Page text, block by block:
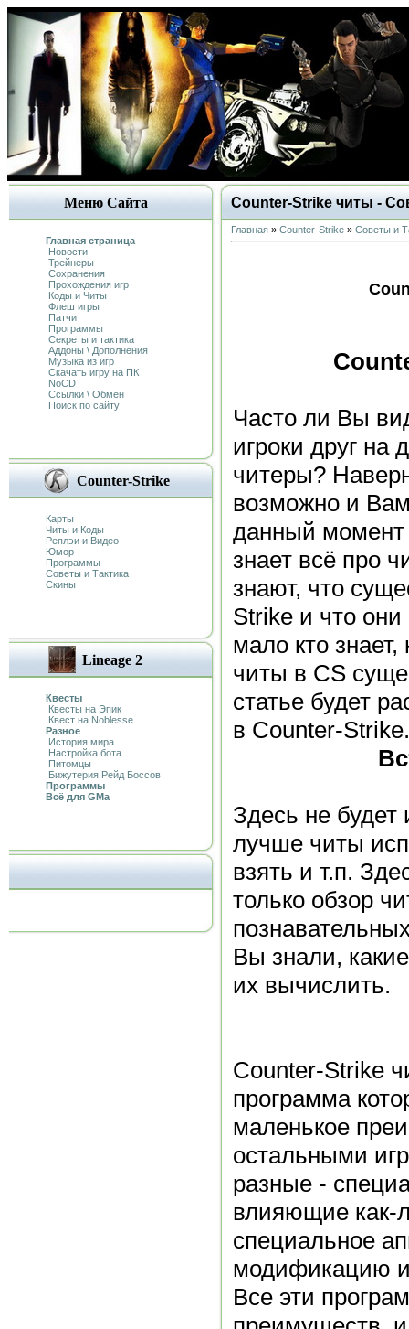
Меню Сайта
Главная страница
Новости
Трейнеры
Сохранения
Прохождения игр
Коды и Читы
Флеш игры
Патчи
Программы
Секреты и тактика
Аддоны \ Дополнения
Музыка из игр
Скачать игру на ПК
NoCD
Ссылки \ Обмен
Поиск по сайту
Counter-Strike
Карты
Читы и Коды
Реплэи и Видео
Юмор
Программы
Советы и Тактика
Скины
Lineage 2
Квесты
Квесты на Эпик
Квест на Noblesse
Разное
История мира
Настройка бота
Питомцы
Бижутерия Рейд Боссов
Программы
Всё для GMa
Counter-Strike читы -
Главная » Counter-Strike » Советы и
Часто ли Вы
игроки друг на
читеры?
возможно и
данный момент
знает всё про
знают, что
Strike и что
мало кто знает,
читы в CS
статье будет
в Counter-Strike.
Здесь не будет
лучше читы
взять и т.п.
только обзор
Вы знали,
их вычислить.
Counter-Strike
программа
маленькое
остальными
разные -
влияющие как-
специальное
модификацию
Все эти